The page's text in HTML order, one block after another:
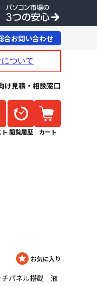
け見積・相談窓口
閲覧履歴 カート
合お問い合わせ
チパネル搭載 液